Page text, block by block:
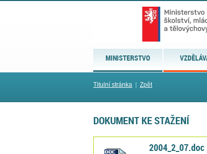
MINISTERSTVO
Titulní stránka Zpět
DOKUMENT KE STAŽENÍ
2004_2_07.doc